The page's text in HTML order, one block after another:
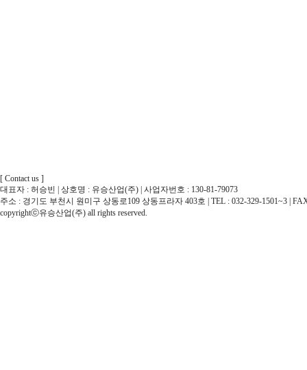
[ Contact us ]
대표자 : 허승빈 | 상호명 : 유승산업(주) | 사업자번호 : 130-81-79073
주소 : 경기도 부천시 원미구 상동로109 상동프라자 403호 | TEL : 032-329-1501~3 |
copyrightⓒ유승산업(주) all rights reserved.